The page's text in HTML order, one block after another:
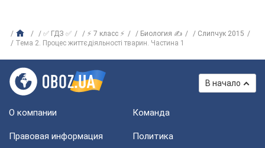
✅ ГДЗ ✅ ⚡ 7 класс ⚡ Биология ✍
Слипчук 2015
Тема 2. Процес життєдіяльності тварин. Частина 1
В начало
О компании Команда
Правовая информация
Политика